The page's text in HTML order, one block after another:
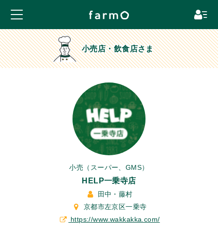
小売店・飲食店さま
小売（スーパー、GMS）
HELP一乗寺店
田中・藤村
京都市左京区一乗寺
https://www.wakkakka.com/